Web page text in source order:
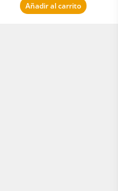
Añadir al carrito